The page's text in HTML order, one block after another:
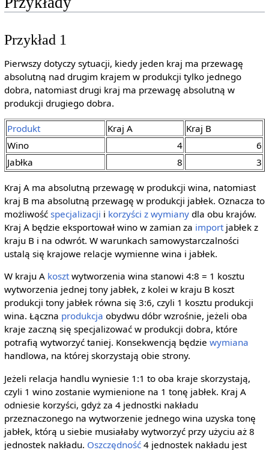
Przykład 1
Pierwszy dotyczy sytuacji, kiedy jeden kraj ma przewagę
absolutną nad drugim krajem w produkcji tylko jednego
dobra, natomiast drugi kraj ma przewagę absolutną w
produkcji drugiego dobra.
Produkt Kraj A
Kraj B
Wino
4
6
Jabłka
8 3
Kraj A ma absolutną przewagę w produkcji wina, natomiast
kraj B ma absolutną przewagę w produkcji jabłek. Oznacza to
możliwość specjalizacji i korzyści z wymianydla obu krajów.
Kraj A będzie eksportował wino w zamian za importjabłek z
kraju B i na odwrót. W warunkach samowystarczalności
ustalą się krajowe relacje wymienne wina i jabłek.
W kraju A kosztwytworzenia wina stanowi 4:8 = 1 kosztu
wytworzenia jednej tony jabłek, z kolei w kraju B koszt
produkcji tony jabłek równa się 3:6, czyli 1 kosztu produkcji
wina. Łączna produkcja obydwu dóbr wzrośnie, jeżeli oba
kraje zaczną się specjalizować w produkcji dobra, które
potrafią wytworzyć taniej. Konsekwencją będzie wymiana
handlowa, na której skorzystają obie strony.
Jeżeli relacja handlu wyniesie 1:1 to oba kraje skorzystają,
czyli 1 wino zostanie wymienione na 1 tonę jabłek. Kraj A
odniesie korzyści, gdyż za 4 jednostki nakładu
przeznaczonego na wytworzenie jednego wina uzyska tonę
jabłek, którą u siebie musiałaby wytworzyć przy użyciu aż 8
jednostek nakładu. Oszczędność4 jednostek nakładu jest